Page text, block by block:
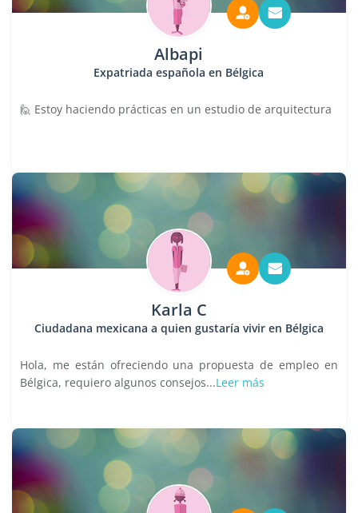
Albapi
Expatriada española en Bélgica
🙋 Estoy haciendo prácticas en un estudio de arquitectura
Karla C
Ciudadana mexicana a quien gustaría vivir en Bélgica
Hola, me están ofreciendo una propuesta de empleo en
Bélgica, requiero algunos consejos...Leer más